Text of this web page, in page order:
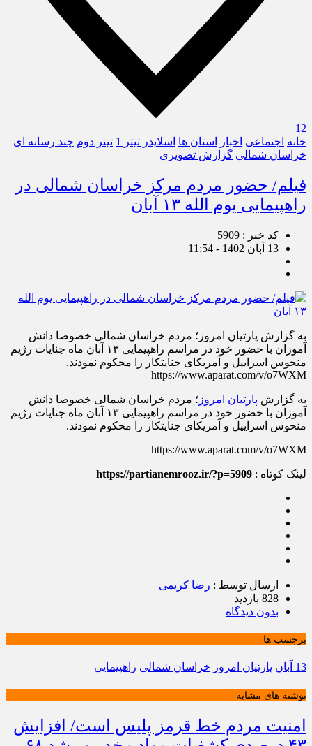
12
خانه اجتماعی اخبار استان ها اسلایدر تیتر 1 تیتر دوم چند رسانه ای
خراسان شمالی گزارش تصویری
فیلم/ حضور مردم مرکز خراسان شمالی در
راهپیمایی یوم الله ۱۳ آبان
کد خبر : 5909
13 آبان 1402 - 11:54
به گزارش پارتیان امروز؛ مردم خراسان شمالی خصوصا دانش
آموزان با حضور خود در مراسم راهپیمایی ۱۳ آبان ماه جنایات رژیم
منحوس اسراییل و آمریکای جنایتکار را محکوم نمودند.
https://www.aparat.com/v/o7WXM
به گزارش پارتیان امروز ؛ مردم خراسان شمالی خصوصا دانش
آموزان با حضور خود در مراسم راهپیمایی ۱۳ آبان ماه جنایات رژیم
منحوس اسراییل و آمریکای جنایتکار را محکوم نمودند.
https://www.aparat.com/v/o7WXM
لینک کوتاه : https://partianemrooz.ir/?p=5909
ارسال توسط : رضا کریمی
828 بازدید
بدون دیدگاه
برچسب ها
13 آبان پارتیان امروز خراسان شمالی راهپیمایی
نوشته های مشابه
امنیت مردم خط قرمز پلیس است/ افزایش